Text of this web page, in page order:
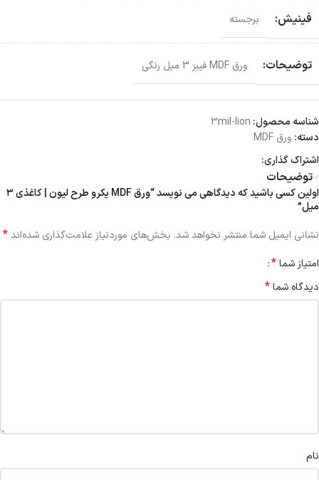
فینیش: برجسته
توضیحات: ورق MDF فیبر 3 میل رنگی
شناسه محصول: 3mil-lion
دسته: ورق MDF
اشتراک گذاری:
توضیحات
اولین کسی باشید که دیدگاهی می نویسد “ورق MDF یکرو طرح لیون | کاغذی ۳
میل”
نشانی ایمیل شما منتشر نخواهد شد. بخش‌های موردنیاز علامت‌گذاری شده‌اند*
امتیاز شما*
دیدگاه شما*
نام